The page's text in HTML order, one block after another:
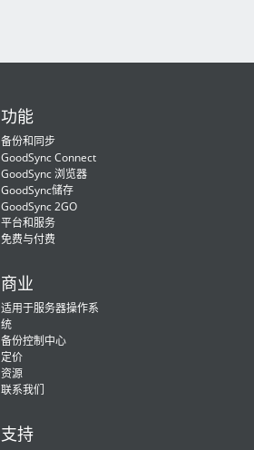
功能
备份和同步
GoodSync Connect
GoodSync 浏览器
GoodSync储存
GoodSync 2GO
平台和服务
免费与付费
商业
适用于服务器操作系
统
备份控制中心
定价
资源
联系我们
支持